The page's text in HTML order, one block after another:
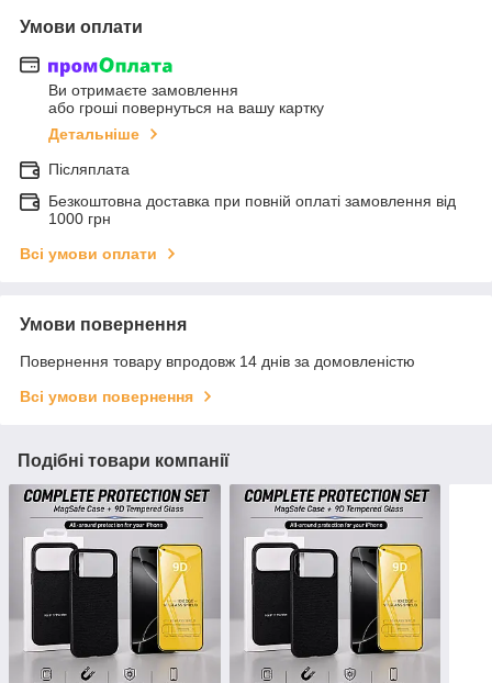
Умови оплати
Ви отримаєте замовлення
або гроші повернуться на вашу картку
Детальніше
Післяплата
Безкоштовна доставка при повній оплаті замовлення від
1000 грн
Всі умови оплати
Умови повернення
Повернення товару впродовж 14 днів за домовленістю
Всі умови повернення
Подібні товари компанії